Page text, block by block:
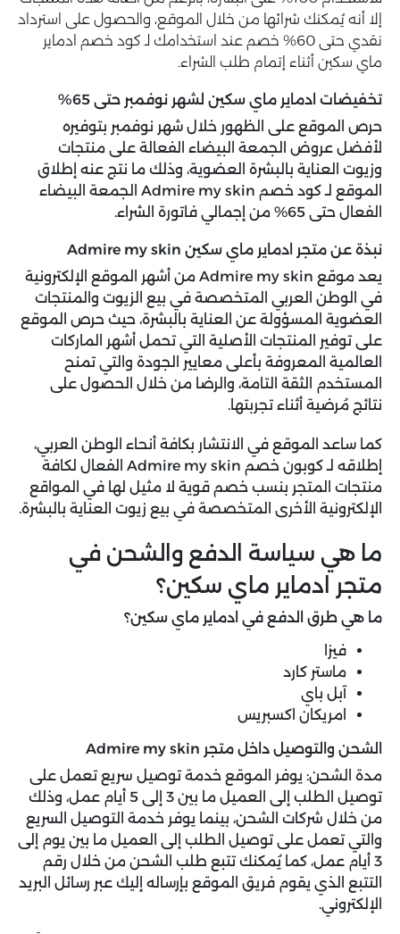
إلا أنه يُمكنك شرائها من خلال الموقع، والحصول على استرداد
نقدي حتى 60% خصم عند استخدامك لـ كود خصم ادماير
ماي سكين أثناء إتمام طلب الشراء.
تخفيضات ادماير ماي سكين لشهر نوفمبر حتى 65%
حرص الموقع على الظهور خلال شهر نوفمبر بتوفيره
لأفضل عروض الجمعة البيضاء الفعالة على منتجات
وزيوت العناية بالبشرة العضوية، وذلك ما نتج عنه إطلاق
الموقع لـكود خصم Admire my skin
الجمعة البيضاء
الفعال حتى 65% من إجمالي فاتورة الشراء.
نبذة عن متجر ادماير ماي سكين Admire my skin
يعد موقع Admire my skin من أشهر الموقع الإلكترونية
في الوطن العربي المتخصصة في بيع الزيوت والمنتجات
العضوية المسؤولة عن العناية بالبشرة، حيث حرص الموقع
على توفير المنتجات الأصلية التي تحمل أشهر الماركات
العالمية المعروفة بأعلى معايير الجودة والتي تمنح
المستخدم الثقة التامة، والرضا من خلال الحصول على
نتائج مُرضية أثناء تجربتها.
كما ساعد الموقع في الانتشار بكافة أنحاء الوطن العربي،
إطلاقه لـ كوبون خصم Admire my skin الفعال لكافة
منتجات المتجر بنسب خصم قوية لا مثيل لها في المواقع
الإلكترونية الأخرى المتخصصة في بيع زيوت العناية بالبشرة.
ما هي سياسة الدفع والشحن في
متجر ادماير ماي سكين؟
ما هي طرق الدفع في ادماير ماي سكين؟
فيزا
ماستر كارد
آبل باي
امريكان اكسبريس
الشحن والتوصيل داخل متجر Admire my skin
مدة الشحن: يوفر الموقع خدمة توصيل سريع تعمل على
توصيل الطلب إلى العميل ما بين 3 إلى 5 أيام عمل، وذلك
من خلال شركات الشحن، بينما يوفر خدمة التوصيل السريع
والتي تعمل على توصيل الطلب إلى العميل ما بين يوم إلى
3 أيام عمل، كما يُمكنك تتبع طلب الشحن من خلال رقم
التتبع الذي يقوم فريق الموقع بإرساله إليك عبر رسائل البريد
الإلكتروني.